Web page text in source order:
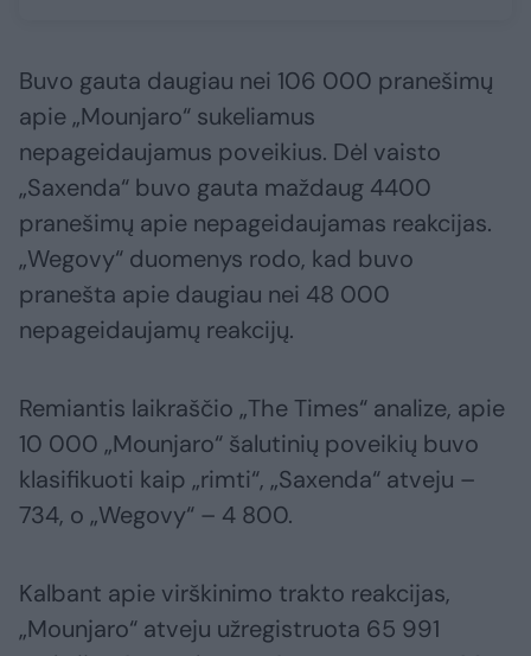
Buvo gauta daugiau nei 106 000 pranešimų
apie „Mounjaro“ sukeliamus
nepageidaujamus poveikius. Dėl vaisto
„Saxenda“ buvo gauta maždaug 4400
pranešimų apie nepageidaujamas reakcijas.
„Wegovy“ duomenys rodo, kad buvo
pranešta apie daugiau nei 48 000
nepageidaujamų reakcijų.
Remiantis laikraščio „The Times“ analize, apie
10 000 „Mounjaro“ šalutinių poveikių buvo
klasifikuoti kaip „rimti“, „Saxenda“ atveju –
734, o „Wegovy“ – 4 800.
Kalbant apie virškinimo trakto reakcijas,
„Mounjaro“ atveju užregistruota 65 991